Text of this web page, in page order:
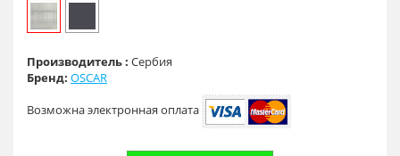
Производитель : Сербия
Бренд: OSCAR
Возможна электронная оплата